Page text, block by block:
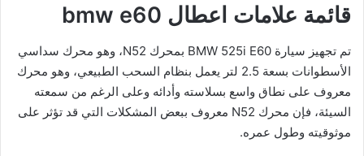
قائمة علامات اعطال bmw e60
تم تجهيز سيارة BMW 525i E60 بمحرك N52، وهو محرك سداسي
الأسطوانات بسعة 2.5 لتر يعمل بنظام السحب الطبيعي، وهو محرك
معروف على نطاق واسع بسلاسته وأدائه وعلى الرغم من سمعته
السيئة، فإن محرك N52 معروف ببعض المشكلات التي قد تؤثر على
موثوقيته وطول عمره.